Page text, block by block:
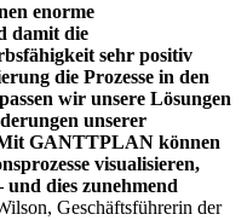
enorme
damit die
sehr positiv
die Prozesse in den
wir unsere Lösungen
unserer
GANTTPLAN können
visualisieren,
dies zunehmend
Geschäftsführerin der